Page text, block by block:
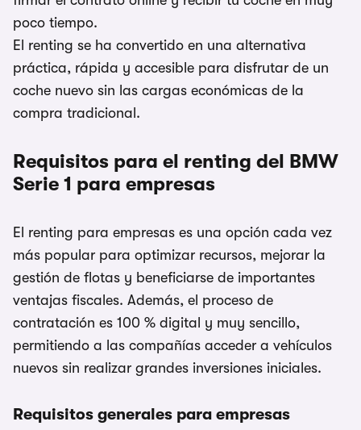
poco tiempo.
El renting se ha convertido en una alternativa
práctica, rápida y accesible para disfrutar de un
coche nuevo sin las cargas económicas de la
compra tradicional.
Requisitos para el renting del BMW
Serie 1 para empresas
El renting para empresas es una opción cada vez
más popular para optimizar recursos, mejorar la
gestión de flotas y beneficiarse de importantes
ventajas fiscales. Además, el proceso de
contratación es 100 % digital y muy sencillo,
permitiendo a las compañías acceder a vehículos
nuevos sin realizar grandes inversiones iniciales.
Requisitos generales para empresas